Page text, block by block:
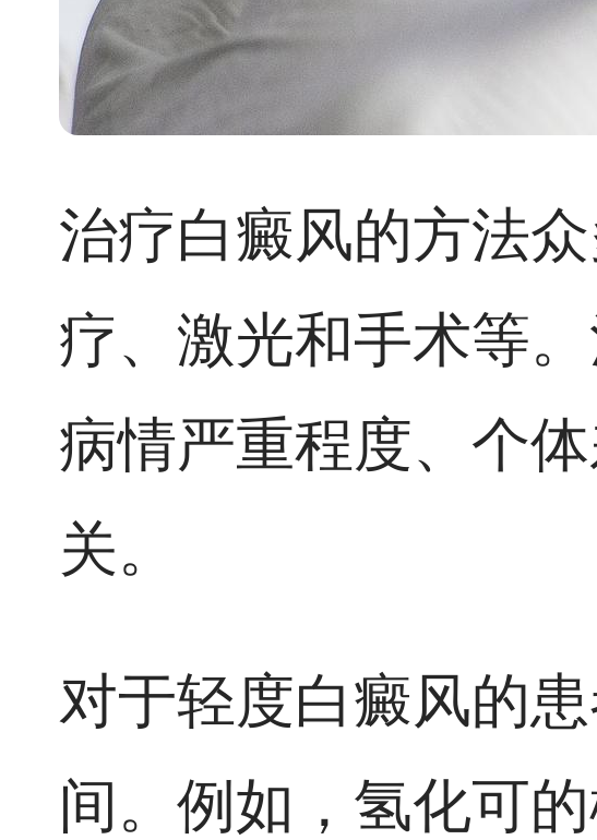
治疗白癜风的方法
疗、激光和手术等
病情严重程度、个
关。
对于轻度白癜风的
间。例如，氢化可